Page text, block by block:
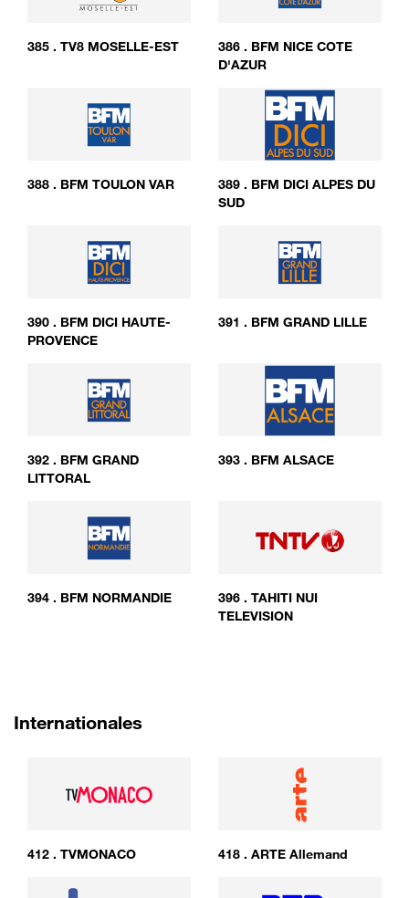
385 . TV8 MOSELLE-EST 386 . BFM NICE COTE
D'AZUR
388 . BFM TOULON VAR 389 . BFM DICI ALPES DU
SUD
390 . BFM DICI HAUTE-
PROVENCE
391 . BFM GRAND LILLE
392 . BFM GRAND
LITTORAL
393 . BFM ALSACE
394 . BFM NORMANDIE 396 . TAHITI NUI
TELEVISION
Internationales
412 . TVMONACO 418 . ARTE Allemand